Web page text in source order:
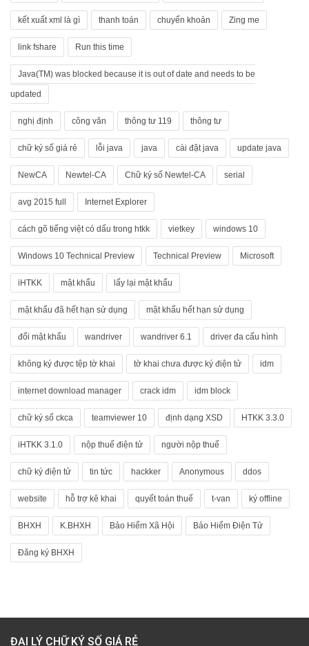
kết xuất xml là gì thanh toán chuyển khoản Zing me
link fshare Run this time
Java(TM) was blocked because it is out of date and needs to be
updated
nghị định công văn thông tư 119 thông tư
chữ ký số giá rẻ lỗi java java cài đặt java update java
NewCA Newtel-CA Chữ ký số Newtel-CA serial
avg 2015 full Internet Explorer
cách gõ tiếng việt có dấu trong htkk vietkey windows 10
Windows 10 Technical Preview Technical Preview Microsoft
iHTKK mật khẩu lấy lại mật khẩu
mật khẩu đã hết hạn sử dụng mật khẩu hết hạn sử dụng
đổi mật khẩu wandriver wandriver 6.1 driver đa cấu hình
không ký được tệp tờ khai tờ khai chưa được ký điện tử idm
internet download manager crack idm idm block
chữ ký số ckca teamviewer 10 định dạng XSD HTKK 3.3.0
iHTKK 3.1.0 nộp thuế điện tử người nộp thuế
chữ ký điện tử tin tức hackker Anonymous ddos
website hỗ trợ kê khai quyết toán thuế t-van ký offline
BHXH K.BHXH Bảo Hiểm Xã Hội Bảo Hiểm Điện Tử
Đăng ký BHXH
ĐẠI LÝ CHỮ KÝ SỐ GIÁ RẺ